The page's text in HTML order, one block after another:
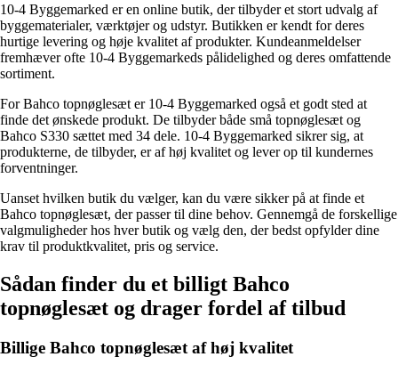
10-4 Byggemarked er en online butik, der tilbyder et stort udvalg af
byggematerialer, værktøjer og udstyr. Butikken er kendt for deres
hurtige levering og høje kvalitet af produkter. Kundeanmeldelser
fremhæver ofte 10-4 Byggemarkeds pålidelighed og deres omfattende
sortiment.
For Bahco topnøglesæt er 10-4 Byggemarked også et godt sted at
finde det ønskede produkt. De tilbyder både små topnøglesæt og
Bahco S330 sættet med 34 dele. 10-4 Byggemarked sikrer sig, at
produkterne, de tilbyder, er af høj kvalitet og lever op til kundernes
forventninger.
Uanset hvilken butik du vælger, kan du være sikker på at finde et
Bahco topnøglesæt, der passer til dine behov. Gennemgå de forskellige
valgmuligheder hos hver butik og vælg den, der bedst opfylder dine
krav til produktkvalitet, pris og service.
Sådan finder du et billigt Bahco
topnøglesæt og drager fordel af tilbud
Billige Bahco topnøglesæt af høj kvalitet